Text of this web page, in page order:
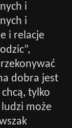
i
i
i relacje
dobra jest
tylko
ludzi może